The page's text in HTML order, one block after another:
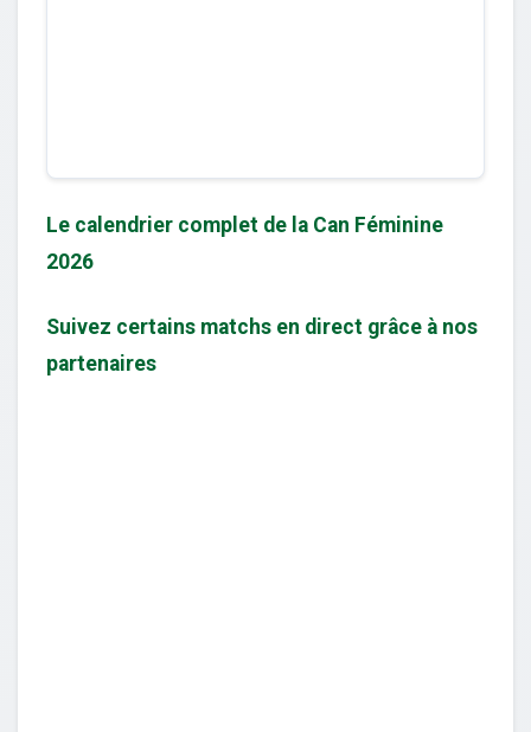
Le calendrier complet de la Can Féminine
2026
Suivez certains matchs en direct grâce à nos
partenaires